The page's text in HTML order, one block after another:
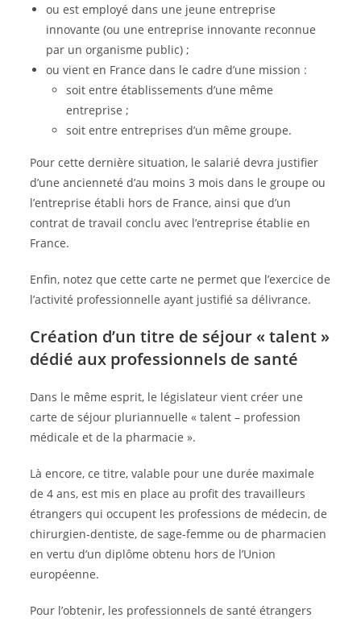
ou est employé dans une jeune entreprise
innovante (ou une entreprise innovante reconnue
par un organisme public) ;
ou vient en France dans le cadre d’une mission :
soit entre établissements d’une même
entreprise ;
soit entre entreprises d’un même groupe.
Pour cette dernière situation, le salarié devra justifier
d’une ancienneté d’au moins 3 mois dans le groupe ou
l’entreprise établi hors de France, ainsi que d’un
contrat de travail conclu avec l’entreprise établie en
France.
Enfin, notez que cette carte ne permet que l’exercice de
l’activité professionnelle ayant justifié sa délivrance.
Création d’un titre de séjour « talent »
dédié aux professionnels de santé
Dans le même esprit, le législateur vient créer une
carte de séjour pluriannuelle « talent – profession
médicale et de la pharmacie ».
Là encore, ce titre, valable pour une durée maximale
de 4 ans, est mis en place au profit des travailleurs
étrangers qui occupent les professions de médecin, de
chirurgien-dentiste, de sage-femme ou de pharmacien
en vertu d’un diplôme obtenu hors de l’Union
européenne.
Pour l’obtenir, les professionnels de santé étrangers